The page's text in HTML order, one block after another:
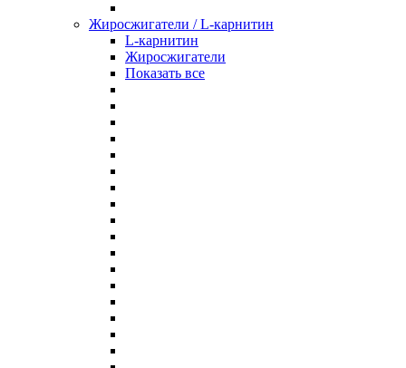
Жиросжигатели / L-карнитин
L-карнитин
Жиросжигатели
Показать все